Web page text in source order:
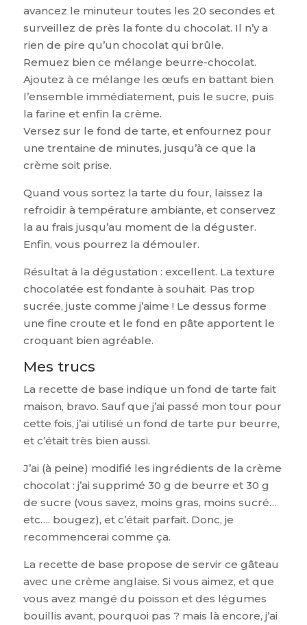
avancez le minuteur toutes les 20 secondes et
surveillez de près la fonte du chocolat. Il n’y a
rien de pire qu’un chocolat qui brûle.
Remuez bien ce mélange beurre-chocolat.
Ajoutez à ce mélange les œufs en battant bien
l’ensemble immédiatement, puis le sucre, puis
la farine et enfin la crème.
Versez sur le fond de tarte, et enfournez pour
une trentaine de minutes, jusqu’à ce que la
crème soit prise.
Quand vous sortez la tarte du four, laissez la
refroidir à température ambiante, et conservez
la au frais jusqu’au moment de la déguster.
Enfin, vous pourrez la démouler.
Résultat à la dégustation : excellent. La texture
chocolatée est fondante à souhait. Pas trop
sucrée, juste comme j’aime ! Le dessus forme
une fine croute et le fond en pâte apportent le
croquant bien agréable.
Mes trucs
La recette de base indique un fond de tarte fait
maison, bravo. Sauf que j’ai passé mon tour pour
cette fois, j’ai utilisé un fond de tarte pur beurre,
et c’était très bien aussi.
J’ai (à peine) modifié les ingrédients de la crème
chocolat : j’ai supprimé 30 g de beurre et 30 g
de sucre (vous savez, moins gras, moins sucré…
etc…. bougez), et c’était parfait. Donc, je
recommencerai comme ça.
La recette de base propose de servir ce gâteau
avec une crème anglaise. Si vous aimez, et que
vous avez mangé du poisson et des légumes
bouillis avant, pourquoi pas ? mais là encore, j’ai